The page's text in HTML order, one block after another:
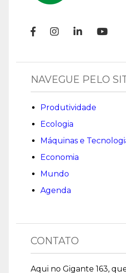
NAVEGUE PELO
Produtividade
Ecologia
Máquinas e
Economia
Mundo
Agenda
CONTATO
Aqui no Gigante 163,